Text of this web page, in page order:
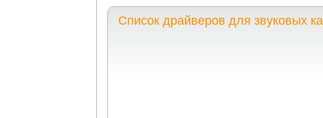
Список драйверов для звуковых